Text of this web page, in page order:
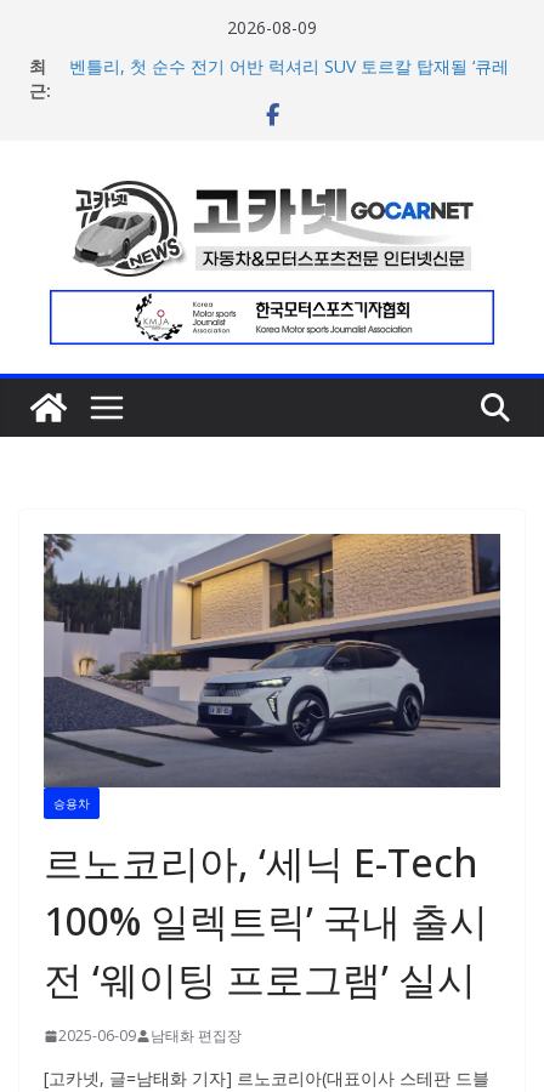
2026-08-09
최
근:
벤틀리, 첫 순수 전기 어반 럭셔리 SUV 토르칼 탑재될 ‘큐레
벤틀리서울, 광주 신세계백화점에서 호남지역 최초 브랜드
며 본격 대회 준비 돌입
현대차·기아, ‘2026 레드닷 어워드’에서 최우수상 2개·본상
15개 수상
[신차] BMW, 8월 온라인 한정 에디션 3종 출시… 11일
‘BMW 샵 온라인’ 판매 개시
승용차
르노코리아, ‘세닉 E-Tech
100% 일렉트릭’ 국내 출시
전 ‘웨이팅 프로그램’ 실시
2025-06-09 남태화 편집장
[고카넷, 글=남태화 기자] 르노코리아(대표이사 스테판 드블